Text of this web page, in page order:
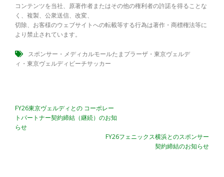
コンテンツを当社、原著作者またはその他の権利者の許諾を得ることな
く、複製、公衆送信、改変、
切除、お客様のウェブサイトへの転載等する行為は著作・商標権法等に
より禁止されています。
スポンサー ・ メディカルモールたまプラーザ ・ 東京ヴェルデ
ィ ・ 東京ヴェルディビーチサッカー
投
ナ
FY26東京ヴェルディとの コーポレー
トパートナー契約締結（継続）のお知
らせ
FY26フェニックス横浜とのスポンサー
契約締結のお知らせ